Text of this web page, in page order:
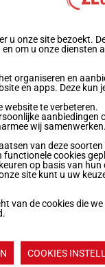
u onze site bezoekt.
om u onze diensten
organiseren en
en apps. Deze kun
website te verbeteren.
aanbiedingen
wij
van deze soorten
functionele cookies
op basis van hun
site kunt u uw
van de cookies die we
COOKIES